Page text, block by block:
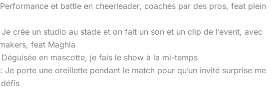
et battle en cheerleader, coachés par des pros, feat plein
crée un studio au stade et on fait un son et un clip de l’event, avec
feat Maghla
en mascotte, je fais le show à la mi-temps
Je porte une oreillette pendant le match pour qu’un invité surprise me